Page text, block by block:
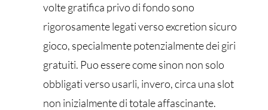
volte gratifica privo di fondo sono
rigorosamente legati verso excretion sicuro
gioco, specialmente potenzialmente dei giri
gratuiti. Puo essere come sinon non solo
obbligati verso usarli, invero, circa una slot
non inizialmente di totale affascinante.